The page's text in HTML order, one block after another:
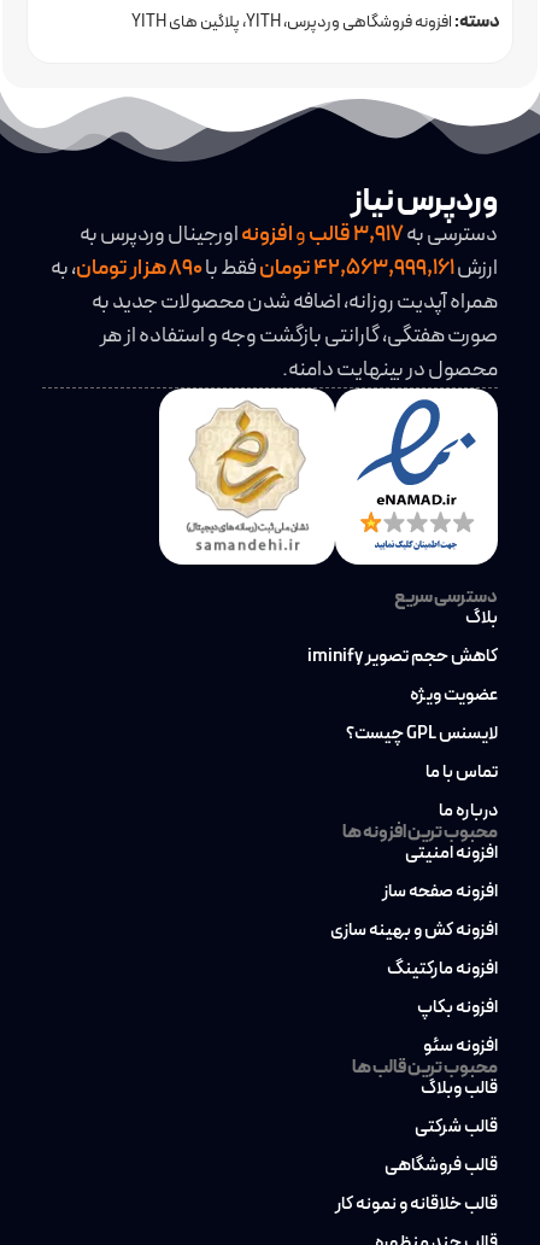
دسته:افزونه فروشگاهی وردپرس YITH پلاگین های YITH
وردپرس نیاز
دسترسی به3,917قالبوافزونهاورجینال وردپرس به
ارزش42,563,999,161 تومان فقط با
، به
همراه آپدیت روزانه، اضافه شدن محصولات جدید به
صورت هفتگی، گارانتی بازگشت وجه و استفاده از هر
محصول در بینهایت دامنه.
دسترسی سریع
بلاگ
کاهش حجم تصویر iminify
عضویت ویژه
لایسنس GPL چیست؟
تماس با ما
درباره ما
محبوب ترین افزونه ها
افزونه امنیتی
افزونه صفحه ساز
افزونه کش و بهینه سازی
افزونه مارکتینگ
افزونه بکاپ
افزونه سئو
محبوب ترین قالب ها
قالب وبلاگ
قالب شرکتی
قالب فروشگاهی
قالب خلاقانه و نمونه کار